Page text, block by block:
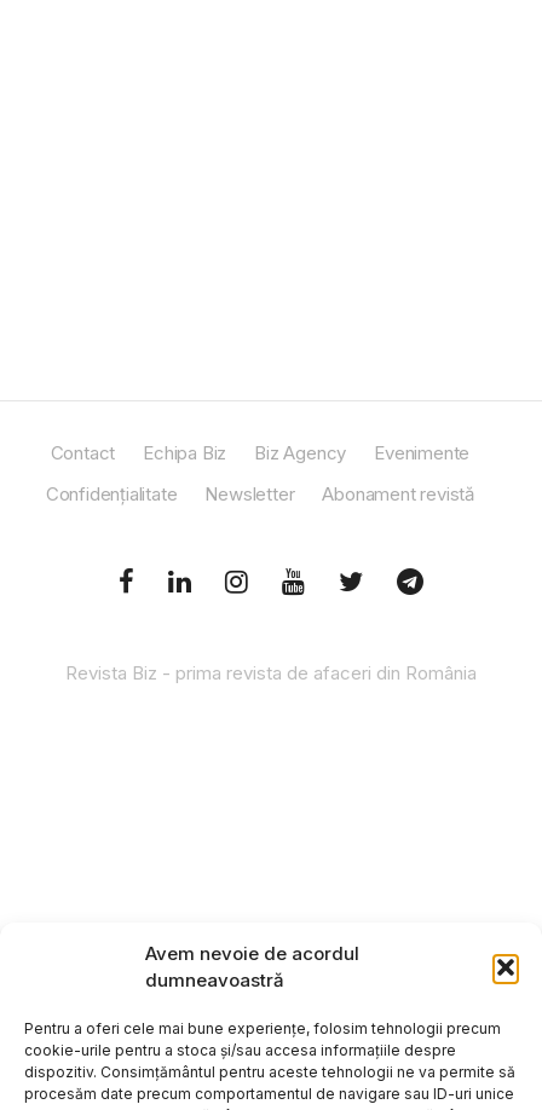
Avem nevoie de acordul
dumneavoastră
Pentru a oferi cele mai bune experiențe, folosim tehnologii precum
cookie-urile pentru a stoca și/sau accesa informațiile despre
dispozitiv. Consimțământul pentru aceste tehnologii ne va permite să
procesăm date precum comportamentul de navigare sau ID-uri unice
Contact Echipa Biz Biz Agency
Evenimente
Confidențialitate
Newsletter Abonament revistă
Revista Biz - prima revista de afaceri din România